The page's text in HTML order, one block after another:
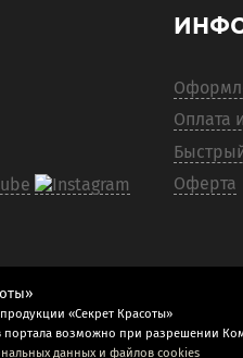
Оплата
Оферта
«Секрет Красоты»
портала возможно при разрешении
данных и файлов cookies